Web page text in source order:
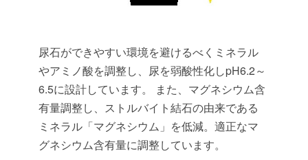
尿石ができやすい環境を避けるべくミネラル
やアミノ酸を調整し、尿を弱酸性化しpH6.2～
6.5に設計しています。 また、マグネシウム含
有量調整し、ストルバイト結石の由来である
ミネラル「マグネシウム」を低減。適正なマ
グネシウム含有量に調整しています。